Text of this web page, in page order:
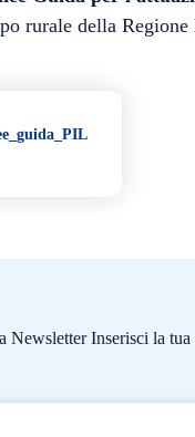
rurale della
Newsletter Inserisci la